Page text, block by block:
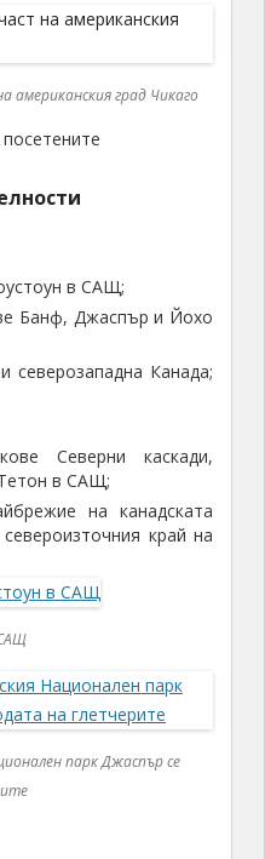
град Чикаго
в САЩ;
Банф, Джаспър и Йохо
северозападна Канада;
Северни каскади,
в САЩ;
на канадската
край на
парк Джаспър се